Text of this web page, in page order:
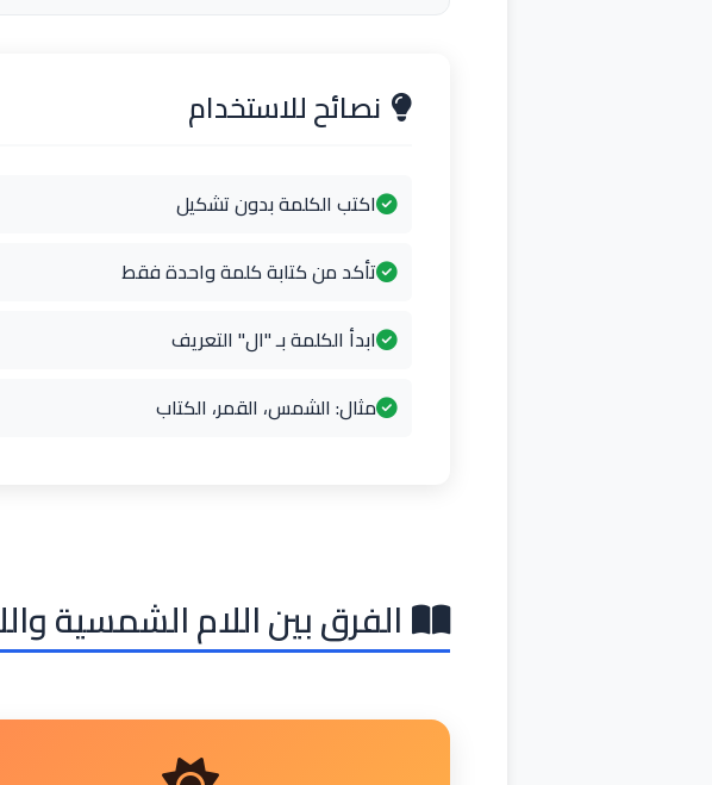
نصائح للاستخدام
اكتب الكلمة بدون تشكيل
تأكد من كتابة كلمة واحدة فقط
ابدأ الكلمة بـ "ال" التعريف
مثال: الشمس، القمر، الكتاب
الفرق بين اللام الشمسية